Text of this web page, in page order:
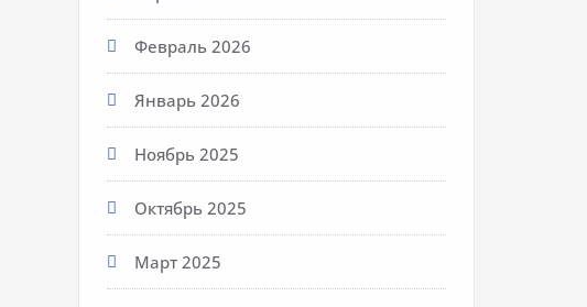
Февраль 2026
Январь 2026
Ноябрь 2025
Октябрь 2025
Март 2025